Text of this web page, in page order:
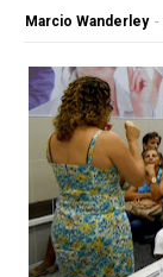
Marcio Wanderley -